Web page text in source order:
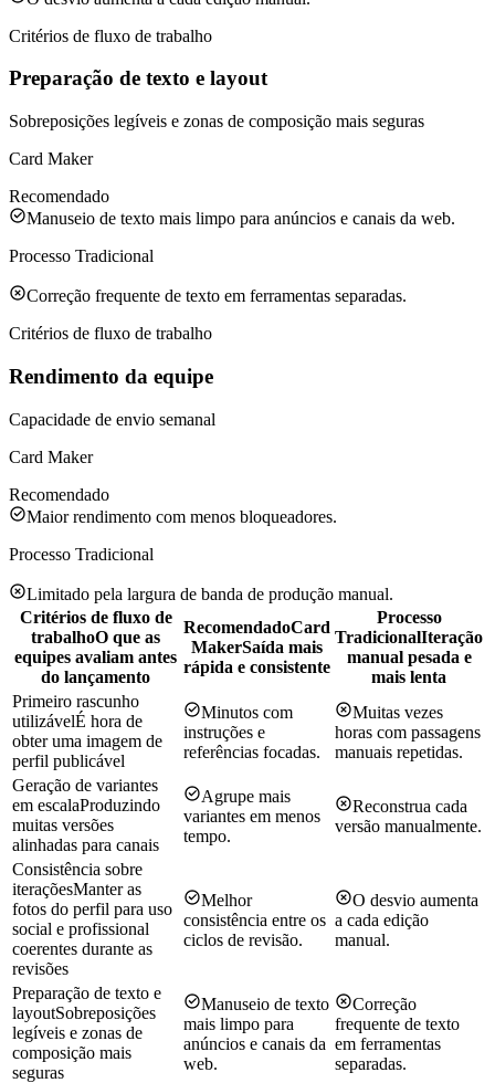
Critérios de fluxo de trabalho
Preparação de texto e layout
Sobreposições legíveis e zonas de composição mais seguras
Card Maker
Recomendado
Manuseio de texto mais limpo para anúncios e canais da web.
Processo Tradicional
Correção frequente de texto em ferramentas separadas.
Critérios de fluxo de trabalho
Rendimento da equipe
Capacidade de envio semanal
Card Maker
Recomendado
Maior rendimento com menos bloqueadores.
Processo Tradicional
Limitado pela largura de banda de produção manual.
Critérios de fluxo de
trabalhoO que as
equipes avaliam antes
do lançamento
RecomendadoCard
MakerSaída mais
rápida e consistente
Processo
TradicionalIteração
manual pesada e
mais lenta
Primeiro rascunho
utilizávelÉ hora de
obter uma imagem de
perfil publicável
Minutos com
instruções e
referências focadas.
Muitas vezes
horas com passagens
manuais repetidas.
Geração de variantes
em escalaProduzindo
muitas versões
alinhadas para canais
Agrupe mais
variantes em menos
tempo.
Reconstrua cada
versão manualmente.
Consistência sobre
iteraçõesManter as
fotos do perfil para uso
social e profissional
coerentes durante as
revisões
Melhor
consistência entre os
ciclos de revisão.
O desvio aumenta
a cada edição
manual.
Preparação de texto e
layoutSobreposições
legíveis e zonas de
composição mais
seguras
Manuseio de texto
mais limpo para
anúncios e canais da
web.
Correção
frequente de texto
em ferramentas
separadas.